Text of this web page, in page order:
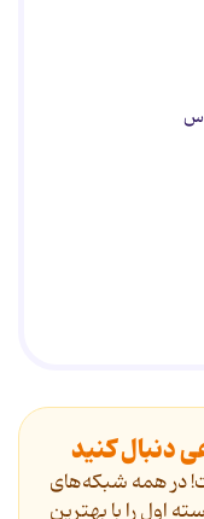
دنبال کنید
در همه شبکه‌های
اول را با بهترین